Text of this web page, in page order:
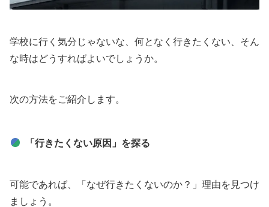
学校に行く気分じゃないな、何となく行きたくない、そん
な時はどうすればよいでしょうか。
次の方法をご紹介します。
「行きたくない原因」を探る
可能であれば、「なぜ行きたくないのか？」理由を見つけ
ましょう。